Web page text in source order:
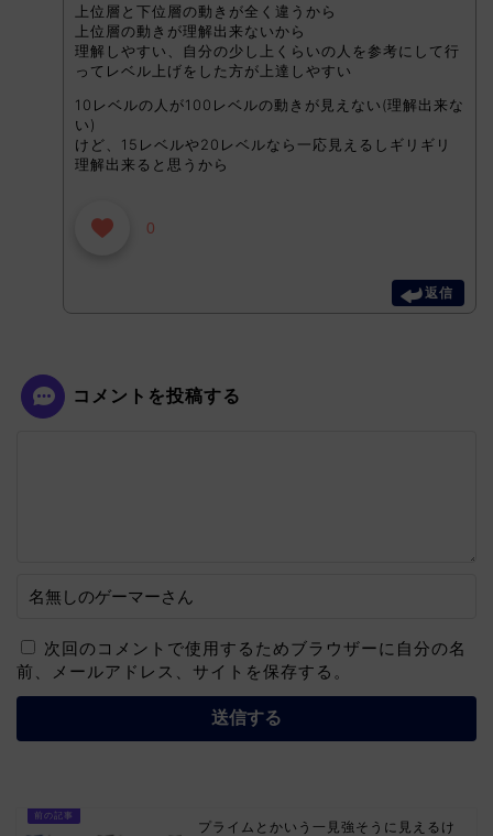
上位層と下位層の動きが全く違うから
上位層の動きが理解出来ないから
理解しやすい、自分の少し上くらいの人を参考にして行
ってレベル上げをした方が上達しやすい
10レベルの人が100レベルの動きが見えない(理解出来な
い)
けど、15レベルや20レベルなら一応見えるしギリギリ
理解出来ると思うから
0
返信
コメントを投稿する
次回のコメントで使用するためブラウザーに自分の名
前、メールアドレス、サイトを保存する。
プライムとかいう一見強そうに見えるけ